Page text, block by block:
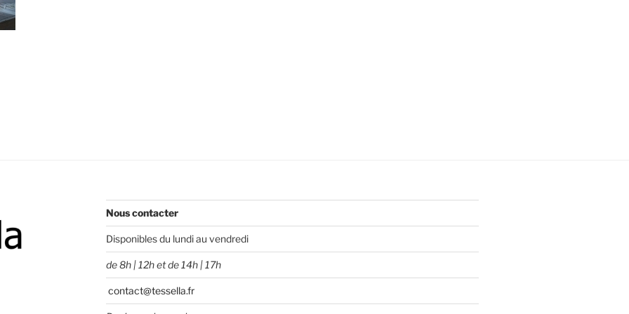
Nous contacter
Disponibles du lundi au vendredi
de 8h | 12h et de 14h | 17h
contact@tessella.fr